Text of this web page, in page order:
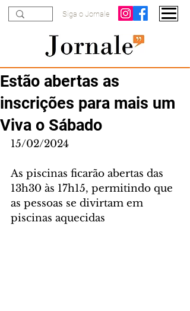
Siga o Jornale
Estão abertas as
inscrições para mais um
Viva o Sábado
15/02/2024
As piscinas ficarão abertas das
13h30 às 17h15, permitindo que
as pessoas se divirtam em
piscinas aquecidas